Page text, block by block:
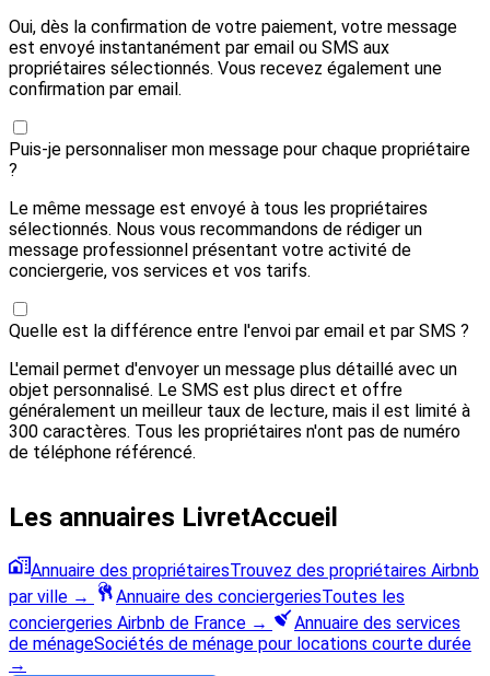
Oui, dès la confirmation de votre paiement, votre message
est envoyé instantanément par email ou SMS aux
propriétaires sélectionnés. Vous recevez également une
confirmation par email.
Puis-je personnaliser mon message pour chaque propriétaire
?
Le même message est envoyé à tous les propriétaires
sélectionnés. Nous vous recommandons de rédiger un
message professionnel présentant votre activité de
conciergerie, vos services et vos tarifs.
Quelle est la différence entre l'envoi par email et par SMS ?
L'email permet d'envoyer un message plus détaillé avec un
objet personnalisé. Le SMS est plus direct et offre
généralement un meilleur taux de lecture, mais il est limité à
300 caractères. Tous les propriétaires n'ont pas de numéro
de téléphone référencé.
Les annuaires LivretAccueil
Annuaire des propriétairesTrouvez des propriétaires Airbnb
par ville → Annuaire des conciergeriesToutes les
conciergeries Airbnb de France →
Annuaire des services
de ménageSociétés de ménage pour locations courte durée
→